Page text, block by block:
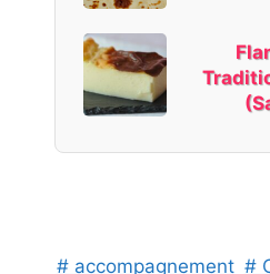
# accompagnement #